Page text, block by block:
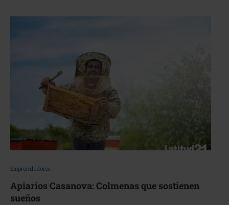
Emprendedores
Apiarios Casanova: Colmenas que sostienen
sueños